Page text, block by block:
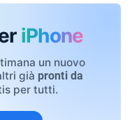
iPhone
un nuovo
già pronti da
per tutti.